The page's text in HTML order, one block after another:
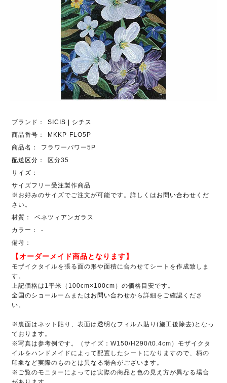
ブランド：
SICIS | シチス
商品番号：
MKKP-FLO5P
商品名：
フラワーパワー5P
配送区分 ：
区分35
サイズ：
サイズフリー受注製作商品
※お好みのサイズでご注文が可能です。詳しくは お問い合わせ くだ
さい。
材質：
ベネツィアンガラス
カラー：
-
備考：
【オーダーメイド商品となります】
モザイクタイルを張る面の形や面積に合わせてシートを作成致しま
す。
上記価格は1平米（100cm×100cm）の価格目安です。
全国のショールーム または お問い合わせから詳細をご確認くださ
い。
※裏面はネット貼り、表面は透明なフィルム貼り(施工後除去)となっ
ております。
※写真は参考例です。（サイズ：W150/H290/t0.4cm）モザイクタ
イルをハンドメイドによって配置したシートになりますので、柄の
印象など実際のものとは異なる場合がございます。
※ご覧のモニターによっては実際の商品と色の見え方が異なる場合